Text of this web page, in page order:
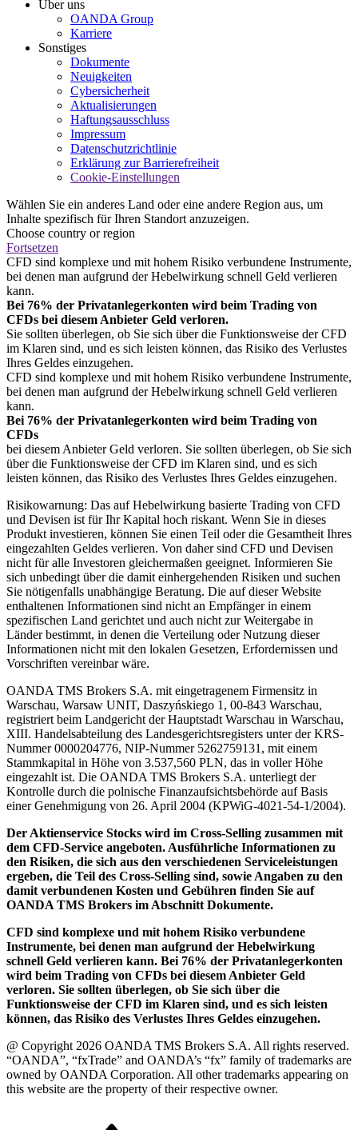
Über uns
OANDA Group
Karriere
Sonstiges
Dokumente
Neuigkeiten
Cybersicherheit
Aktualisierungen
Haftungsausschluss
Impressum
Datenschutzrichtlinie
Erklärung zur Barrierefreiheit
Cookie-Einstellungen
Wählen Sie ein anderes Land oder eine andere Region aus, um
Inhalte spezifisch für Ihren Standort anzuzeigen.
Choose country or region
Fortsetzen
CFD sind komplexe und mit hohem Risiko verbundene Instrumente,
bei denen man aufgrund der Hebelwirkung schnell Geld verlieren
kann.
Bei 76% der Privatanlegerkonten wird beim Trading von
CFDs bei diesem Anbieter Geld verloren.
Sie sollten überlegen, ob Sie sich über die Funktionsweise der CFD
im Klaren sind, und es sich leisten können, das Risiko des Verlustes
Ihres Geldes einzugehen.
CFD sind komplexe und mit hohem Risiko verbundene Instrumente,
bei denen man aufgrund der Hebelwirkung schnell Geld verlieren
kann.
Bei 76% der Privatanlegerkonten wird beim Trading von
CFDs
bei diesem Anbieter Geld verloren. Sie sollten überlegen, ob Sie sich
über die Funktionsweise der CFD im Klaren sind, und es sich
leisten können, das Risiko des Verlustes Ihres Geldes einzugehen.
Risikowarnung: Das auf Hebelwirkung basierte Trading von CFD
und Devisen ist für Ihr Kapital hoch riskant. Wenn Sie in dieses
Produkt investieren, können Sie einen Teil oder die Gesamtheit Ihres
eingezahlten Geldes verlieren. Von daher sind CFD und Devisen
nicht für alle Investoren gleichermaßen geeignet. Informieren Sie
sich unbedingt über die damit einhergehenden Risiken und suchen
Sie nötigenfalls unabhängige Beratung. Die auf dieser Website
enthaltenen Informationen sind nicht an Empfänger in einem
spezifischen Land gerichtet und auch nicht zur Weitergabe in
Länder bestimmt, in denen die Verteilung oder Nutzung dieser
Informationen nicht mit den lokalen Gesetzen, Erfordernissen und
Vorschriften vereinbar wäre.
OANDA TMS Brokers S.A. mit eingetragenem Firmensitz in
Warschau, Warsaw UNIT, Daszyńskiego 1, 00-843 Warschau,
registriert beim Landgericht der Hauptstadt Warschau in Warschau,
XIII. Handelsabteilung des Landesgerichtsregisters unter der KRS-
Nummer 0000204776, NIP-Nummer 5262759131, mit einem
Stammkapital in Höhe von 3.537,560 PLN, das in voller Höhe
eingezahlt ist. Die OANDA TMS Brokers S.A. unterliegt der
Kontrolle durch die polnische Finanzaufsichtsbehörde auf Basis
einer Genehmigung von 26. April 2004 (KPWiG-4021-54-1/2004).
Der Aktienservice Stocks wird im Cross-Selling zusammen mit
dem CFD-Service angeboten. Ausführliche Informationen zu
den Risiken, die sich aus den verschiedenen Serviceleistungen
ergeben, die Teil des Cross-Selling sind, sowie Angaben zu den
damit verbundenen Kosten und Gebühren finden Sie auf
OANDA TMS Brokers im Abschnitt Dokumente.
CFD sind komplexe und mit hohem Risiko verbundene
Instrumente, bei denen man aufgrund der Hebelwirkung
schnell Geld verlieren kann. Bei 76% der Privatanlegerkonten
wird beim Trading von CFDs bei diesem Anbieter Geld
verloren. Sie sollten überlegen, ob Sie sich über die
Funktionsweise der CFD im Klaren sind, und es sich leisten
können, das Risiko des Verlustes Ihres Geldes einzugehen.
@ Copyright 2026 OANDA TMS Brokers S.A. All rights reserved.
“OANDA”, “fxTrade” and OANDA’s “fx” family of trademarks are
owned by OANDA Corporation. All other trademarks appearing on
this website are the property of their respective owner.